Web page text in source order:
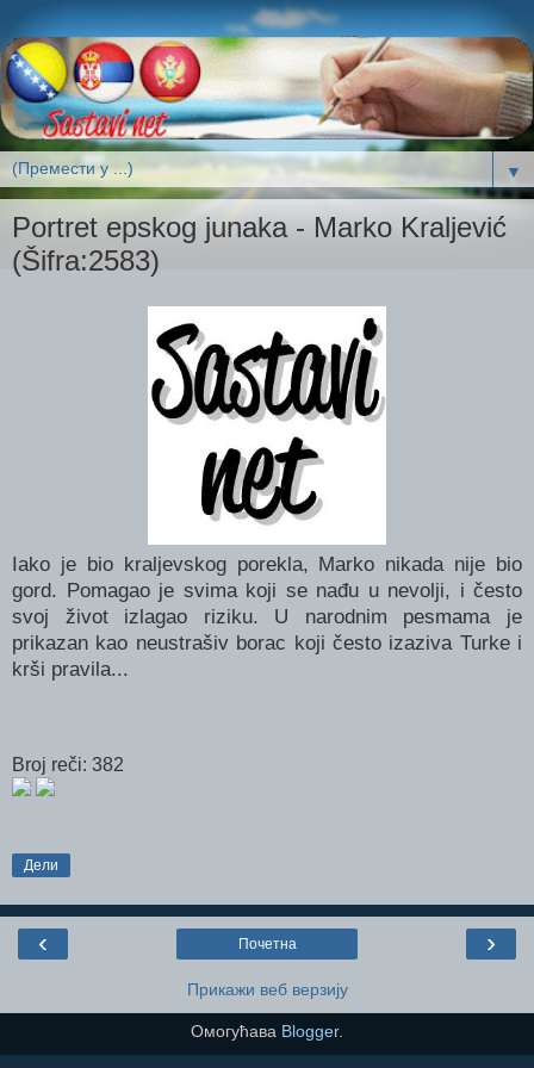
▼
Portret epskog junaka - Marko Kraljević
(Šifra:2583)
Iako je bio kraljevskog porekla, Marko nikada nije bio
gord. Pomagao je svima koji se nađu u nevolji, i često
svoj život izlagao riziku. U narodnim pesmama je
prikazan kao neustrašiv borac koji često izaziva Turke i
krši pravila...
Broj reči: 382
Дели
‹ ›
Почетна
Прикажи веб верзију
Омогућава Blogger.